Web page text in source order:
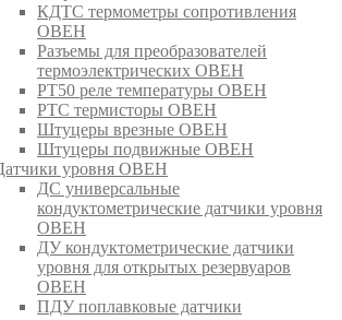
КДТС термометры сопротивления
ОВЕН
Разъемы для преобразователей
термоэлектрических ОВЕН
РТ50 реле температуры ОВЕН
РТС термисторы ОВЕН
Штуцеры врезные ОВЕН
Штуцеры подвижные ОВЕН
уровня ОВЕН
ДС универсальные
кондуктометрические датчики уровня
ОВЕН
ДУ кондуктометрические датчики
уровня для открытых резервуаров
ОВЕН
ПДУ поплавковые датчики